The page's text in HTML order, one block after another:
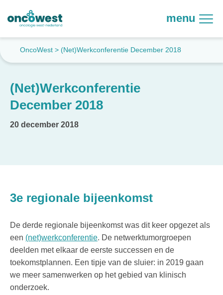
menu
OncoWest > (Net)Werkconferentie December 2018
(Net)Werkconferentie
December 2018
20 december 2018
3e regionale bijeenkomst
De derde regionale bijeenkomst was dit keer opgezet als
een (net)werkconferentie. De netwerktumorgroepen
deelden met elkaar de eerste successen en de
toekomstplannen. Een tipje van de sluier: in 2019 gaan
we meer samenwerken op het gebied van klinisch
onderzoek.